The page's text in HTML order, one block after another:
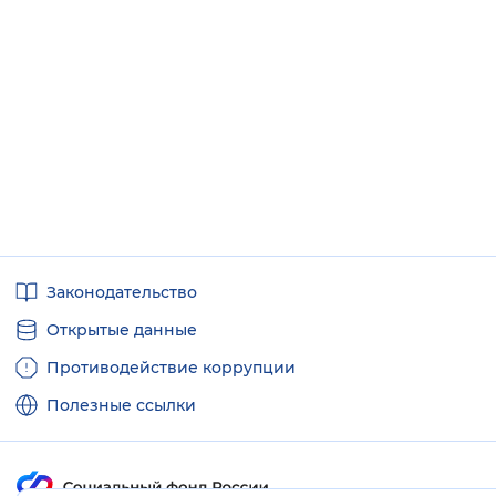
ссылкиЗаконодательство
Открытые данные
Противодействие коррупции
Полезные ссылки